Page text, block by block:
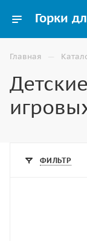
Главная —
ФИЛЬТР